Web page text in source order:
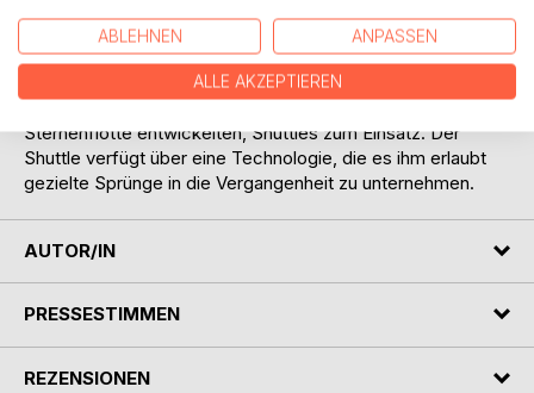
lösen und herausfinden wie es zu den Veränderungen von
Besatzungsmitgliedern der U.S.S. Enterprise NCC-1701
Hierfür kommt der Prototyp eines neuen, durch die
Sternenflotte entwickelten, Shuttles zum Einsatz. Der
Shuttle verfügt über eine Technologie, die es ihm erlaubt
gezielte Sprünge in die Vergangenheit zu unternehmen.
AUTOR/IN
PRESSESTIMMEN
REZENSIONEN
ABLEHNEN ANPASSEN
ALLE AKZEPTIEREN